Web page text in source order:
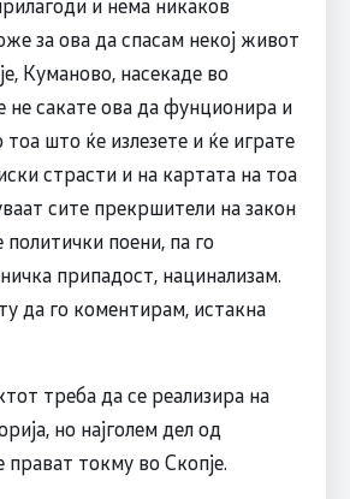
за ова да спасам некој живот
Куманово, насекаде во
не сакате ова да фунционира и
што ќе излезете и ќе играте
страсти и на картата на тоа
сите прекршители на закон
поени, па го
припадост, нацинализам.
да го коментирам, истакна
треба да се реализира на
но најголем дел од
токму во Скопје.